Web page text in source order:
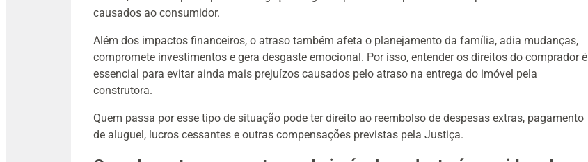
causados ao consumidor.
Além dos impactos financeiros, o atraso também afeta o planejamento da família, adia mudanças,
compromete investimentos e gera desgaste emocional. Por isso, entender os direitos do comprador é
essencial para evitar ainda mais prejuízos causados pelo atraso na entrega do imóvel pela
construtora.
Quem passa por esse tipo de situação pode ter direito ao reembolso de despesas extras, pagamento
de aluguel, lucros cessantes e outras compensações previstas pela Justiça.